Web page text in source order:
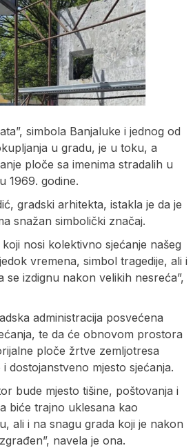
simbola Banjaluke i jednog od
u gradu, je u toku, a
ploče sa imenima stradalih u
1969. godine.
gradski arhitekta, istakla je da je
snažan simbolički značaj.
nosi kolektivno sjećanje našeg
vremena, simbol tragedije, ali i
se izdignu nakon velikih nesreća”,
administracija posvećena
te da će obnovom prostora
ploče žrtve zemljotresa
dostojanstveno mjesto sjećanja.
bude mjesto tišine, poštovanja i
biće trajno uklesana kao
ali i na snagu grada koji je nakon
navela je ona.